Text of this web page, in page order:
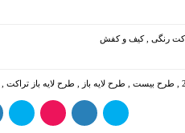
رنگی ,کیف و کفش
طرح بیست طرح لایه باز طرح لایه باز تراکت